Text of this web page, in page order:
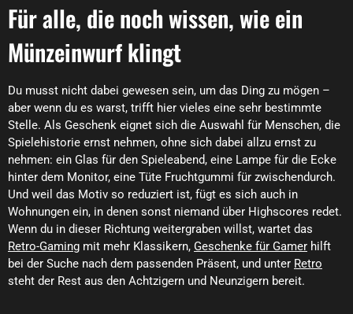
Für alle, die noch wissen, wie ein
Münzeinwurf klingt
Du musst nicht dabei gewesen sein, um das Ding zu mögen –
aber wenn du es warst, trifft hier vieles eine sehr bestimmte
Stelle. Als Geschenk eignet sich die Auswahl für Menschen, die
Spielehistorie ernst nehmen, ohne sich dabei allzu ernst zu
nehmen: ein Glas für den Spieleabend, eine Lampe für die Ecke
hinter dem Monitor, eine Tüte Fruchtgummi für zwischendurch.
Und weil das Motiv so reduziert ist, fügt es sich auch in
Wohnungen ein, in denen sonst niemand über Highscores redet.
Wenn du in dieser Richtung weitergraben willst, wartet das
Retro-Gaming mit mehr Klassikern, Geschenke für Gamer hilft
bei der Suche nach dem passenden Präsent, und unter Retro
steht der Rest aus den Achtzigern und Neunzigern bereit.